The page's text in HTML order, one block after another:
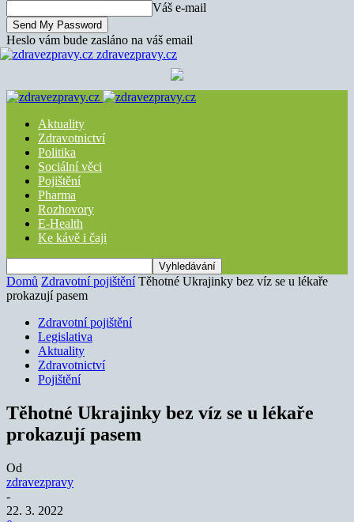
Váš e-mail
Heslo vám bude zasláno na váš email
zdravezpravy.cz
Aktuality
Zdravotnictví
Politika
Sociální věci
Pojištění
Pharma
Rozhovory
E-Health
Ke kávě i čaji
Domů Zdravotní pojištění Těhotné Ukrajinky bez víz se u lékaře
prokazují pasem
Zdravotní pojištění
Legislativa
Aktuality
Zdravotnictví
Pojištění
Těhotné Ukrajinky bez víz se u lékaře
prokazují pasem
Od
zdravezpravy
-
22. 3. 2022